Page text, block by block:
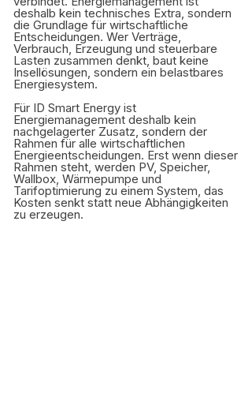
deshalb kein technisches Extra, sondern
die Grundlage für wirtschaftliche
Entscheidungen. Wer Verträge,
Verbrauch, Erzeugung und steuerbare
Lasten zusammen denkt, baut keine
Insellösungen, sondern ein belastbares
Energiesystem.
Für ID Smart Energy ist
Energiemanagement deshalb kein
nachgelagerter Zusatz, sondern der
Rahmen für alle wirtschaftlichen
Energieentscheidungen. Erst wenn dieser
Rahmen steht, werden PV, Speicher,
Wallbox, Wärmepumpe und
Tarifoptimierung zu einem System, das
Kosten senkt statt neue Abhängigkeiten
zu erzeugen.